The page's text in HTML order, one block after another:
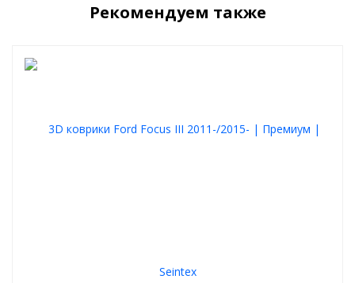
Рекомендуем также